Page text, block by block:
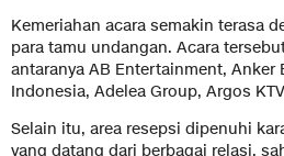
Kemeriahan acara semakin terasa
para tamu undangan. Acara
antaranya AB Entertainment, Anker
Indonesia, Adelea Group, Argos
Selain itu, area resepsi dipenuhi
yang datang dari berbagai relasi,